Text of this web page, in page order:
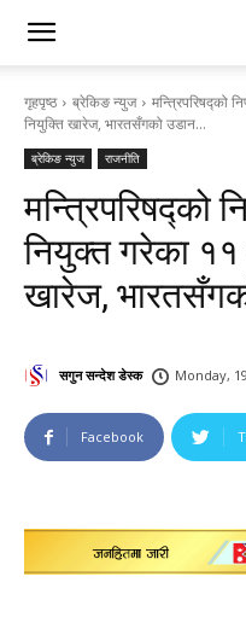
गृहपृष्ठ ब्रेकिङ न्युज
मन्त्रिपरिषद्को
नियुक्ति खारेज, भारतसँगको उडान...
ब्रेकिङ न्युज राजनीति
मन्त्रिपरिषद्को
नियुक्त गरेका ११
खारेज,
सगुन सन्देश डेस्क Monday,
Facebook